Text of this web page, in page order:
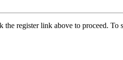
the register link above to proceed. To